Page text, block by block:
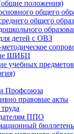
положения)
общего
общего
детей с ОВЗ
ШИБЦ
учебных
Профсоюза
правовые акты
ППО